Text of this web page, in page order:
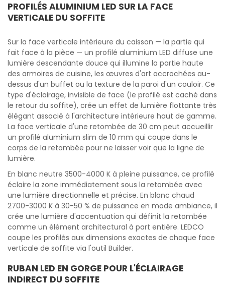
PROFILÉS ALUMINIUM LED SUR LA FACE
VERTICALE DU SOFFITE
Sur la face verticale intérieure du caisson — la partie qui
fait face à la pièce — un profilé aluminium LED diffuse une
lumière descendante douce qui illumine la partie haute
des armoires de cuisine, les œuvres d'art accrochées au-
dessus d'un buffet ou la texture de la paroi d'un couloir. Ce
type d'éclairage, invisible de face (le profilé est caché dans
le retour du soffite), crée un effet de lumière flottante très
élégant associé à l'architecture intérieure haut de gamme.
La face verticale d'une retombée de 30 cm peut accueillir
un profilé aluminium slim de 10 mm qui coupe dans le
corps de la retombée pour ne laisser voir que la ligne de
lumière.
En blanc neutre 3500-4000 K à pleine puissance, ce profilé
éclaire la zone immédiatement sous la retombée avec
une lumière directionnelle et précise. En blanc chaud
2700-3000 K à 30-50 % de puissance en mode ambiance, il
crée une lumière d'accentuation qui définit la retombée
comme un élément architectural à part entière. LEDCO
coupe les profilés aux dimensions exactes de chaque face
verticale de soffite via l'outil Builder.
RUBAN LED EN GORGE POUR L'ÉCLAIRAGE
INDIRECT DU SOFFITE